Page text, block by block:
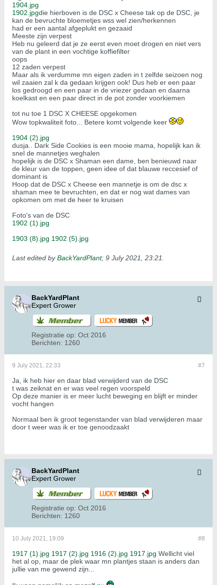
1904.jpg
1902.jpgdie hierboven is de DSC x Cheese tak op de DSC, je
kan de bevruchte bloemetjes wss wel zien/herkennen
had er een aantal afgeplukt en gezaaid
Meeste zijn verpest
Heb nu geleerd dat je ze eerst even moet drogen en niet vers
van de plant in een vochtige koffiefilter
oops
12 zaden verpest
Maar als ik verdumme mn eigen zaden in t zelfde seizoen nog
wil zaaien zal k da gedaan krijgen ook! Dus heb er een paar
los gedroogd en een paar in de vriezer gedaan en daarna
koelkast en een paar direct in de pot zonder voorkiemen
tot nu toe 1 DSC X CHEESE opgekomen
Wow topkwaliteit foto... Betere komt volgende keer
1904 (2).jpg
​dusja.. Dark Side Cookies is een mooie mama, hopelijk kan ik
snel de mannetjes weghalen
hopelijk is de DSC x Shaman een dame, ben benieuwd naar
de kleur van de toppen, geen idee of dat blauwe reccesief of
dominant is
Hoop dat de DSC x Cheese een mannetje is om de dsc x
shaman mee te bevruchten, en dat er nog wat dames van
opkomen om met de heer te kruisen
​​​​Foto's van de DSC
1902 (1).jpg
1903 (8).jpg 1902 (5).jpg
Last edited byBackYardPlant; 9 July 2021, 23:21
BackYardPlant
Expert Grower
Registratie op: Oct 2016
Berichten: 1260
#7
9 July 2021, 22:33
Ja, ik heb hier en daar blad verwijderd van de DSC
t was zeiknat en er was veel regen voorspeld
Op deze manier is er meer lucht beweging en blijft er minder
vocht hangen
Normaal ben ik groot tegenstander van blad verwijderen maar
door t weer was ik er toe genoodzaakt
BackYardPlant
Expert Grower
Registratie op: Oct 2016
Berichten: 1260
#8
10 July 2021, 19:09
1917 (1).jpg 1917 (2).jpg 1916 (2).jpg 1917.jpg Wellicht viel
het al op, maar de plek waar mn plantjes staan is anders dan
jullie van me gewend zijn...